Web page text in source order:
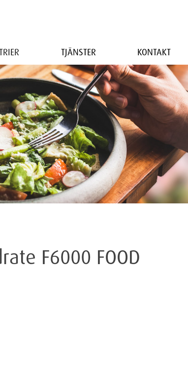
TJÄNSTER KONTAKT
F6000 FOOD